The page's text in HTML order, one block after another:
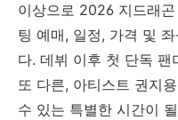
이상으로 2026 지드래
팅 예매, 일정, 가격 및
다. 데뷔 이후 첫 단독 팬
또 다른, 아티스트 권지
수 있는 특별한 시간이